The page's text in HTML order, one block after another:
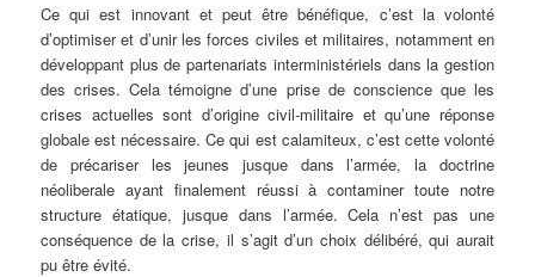
Ce qui est innovant et peut être bénéfique, c’est la volonté
d’optimiser et d’unir les forces civiles et militaires, notamment en
développant plus de partenariats interministériels dans la gestion
des crises. Cela témoigne d’une prise de conscience que les
crises actuelles sont d’origine civil-militaire et qu’une réponse
globale est nécessaire. Ce qui est calamiteux, c’est cette volonté
de précariser les jeunes jusque dans l’armée, la doctrine
néoliberale ayant finalement réussi à contaminer toute notre
structure étatique, jusque dans l’armée. Cela n’est pas une
conséquence de la crise, il s’agit d’un choix délibéré, qui aurait
pu être évité.